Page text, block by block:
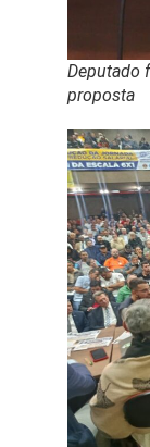
Deputado
proposta